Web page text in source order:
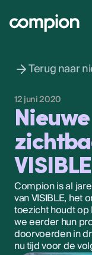
Terug naar
12 juni 2020
VISIBLE
Compion is al
van VISIBLE, het
toezicht houdt
we eerder hun
doorvoerden in
nu tijd voor de